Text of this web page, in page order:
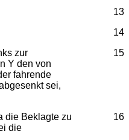
13
14
15
zur
Y den von
fahrende
sei,
16
die Beklagte zu
die